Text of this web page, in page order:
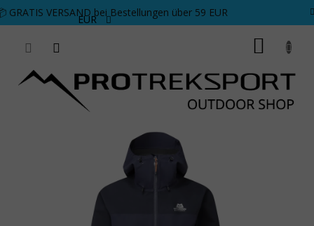
Zum Inhalt springen
GRATIS VERSAND bei Bestellungen über 59 EUR
EUR